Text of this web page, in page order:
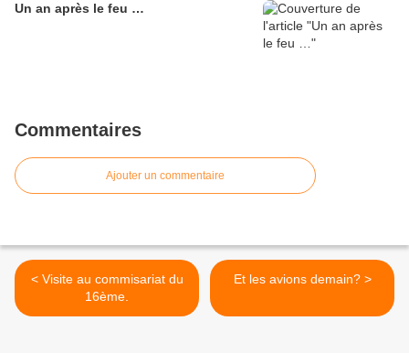
Un an après le feu …
Commentaires
Ajouter un commentaire
< Visite au commisariat du
16ème.
Et les avions demain? >